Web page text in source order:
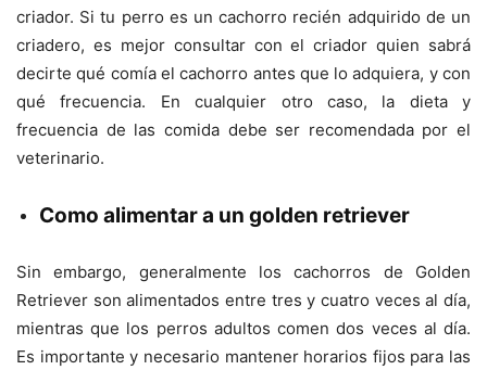
criador. Si tu perro es un cachorro recién adquirido de un
criadero, es mejor consultar con el criador quien sabrá
decirte qué comía el cachorro antes que lo adquiera, y con
qué frecuencia. En cualquier otro caso, la dieta y
frecuencia de las comida debe ser recomendada por el
veterinario.
Como alimentar a un golden retriever
Sin embargo, generalmente los cachorros de Golden
Retriever son alimentados entre tres y cuatro veces al día,
mientras que los perros adultos comen dos veces al día.
Es importante y necesario mantener horarios fijos para las